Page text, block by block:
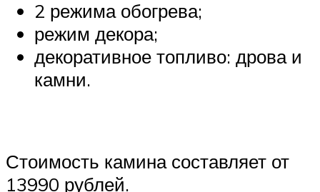
2 режима обогрева;
режим декора;
декоративное топливо: дрова и
камни.
Стоимость камина составляет от
13990 рублей.